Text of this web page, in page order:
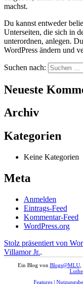
machst.
Du kannst entweder
Unterseiten, die sich in
unterordnen, anlegen.
WordPress ändern und
Suchen nach:
Neueste
Archiv
Kategorien
Keine Kategorien
Meta
Anmelden
Eintrags-Feed
Kommentar-Feed
WordPress.org
Stolz präsentiert von
Villamor Jr..
Ein Blog von Blogs@MLU,
Features |